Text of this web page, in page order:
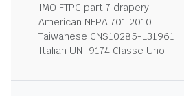
IMO FTPC part 7 drapery
American NFPA 701 2010
Taiwanese CNS10285-L31961
Italian UNI 9174 Classe Uno